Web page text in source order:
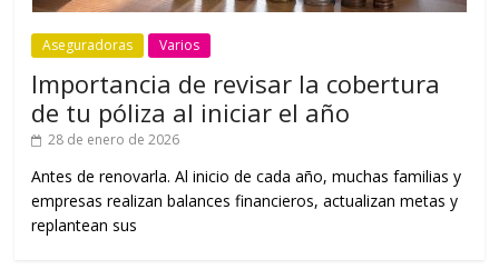
Aseguradoras Varios
Importancia de revisar la cobertura
de tu póliza al iniciar el año
28 de enero de 2026
Antes de renovarla. Al inicio de cada año, muchas familias y
empresas realizan balances financieros, actualizan metas y
replantean sus